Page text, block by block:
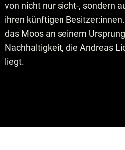
von nicht nur sicht-, sondern
ihren künftigen
das Moos an seinem
Nachhaltigkeit, die Andreas
liegt.